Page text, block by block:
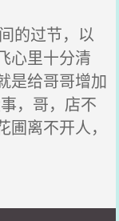
的过节，以
心里十分清
是给哥哥增加
，哥，店不
离不开人，